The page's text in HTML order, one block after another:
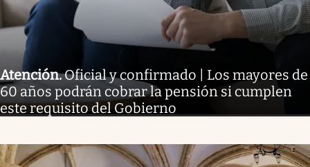
Atención.Oficial y confirmado | Los mayores de
60 años podrán cobrar la pensión si cumplen
este requisito del Gobierno